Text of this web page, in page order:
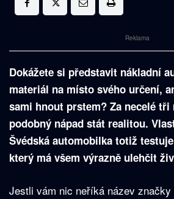
Reklama
Dokážete si představit nákladní
materiál na místo svého určení,
sami hnout prstem? Za necelé tři
podobný nápad stát realitou.
Švédská automobilka totiž
který má všem výrazně ulehčit
Jestli vám nic neříká název značky